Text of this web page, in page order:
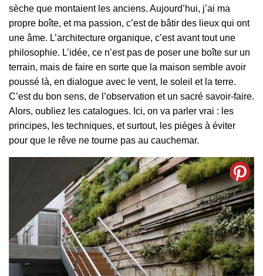
sèche que montaient les anciens. Aujourd’hui, j’ai ma
propre boîte, et ma passion, c’est de bâtir des lieux qui ont
une âme. L’architecture organique, c’est avant tout une
philosophie. L’idée, ce n’est pas de poser une boîte sur un
terrain, mais de faire en sorte que la maison semble avoir
poussé là, en dialogue avec le vent, le soleil et la terre.
C’est du bon sens, de l’observation et un sacré savoir-faire.
Alors, oubliez les catalogues. Ici, on va parler vrai : les
principes, les techniques, et surtout, les pièges à éviter
pour que le rêve ne tourne pas au cauchemar.